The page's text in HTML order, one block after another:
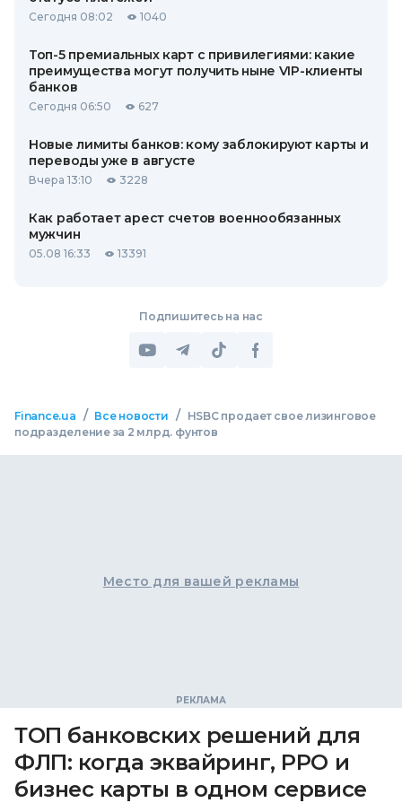
Сегодня 08:02 1040
Топ-5 премиальных карт с привилегиями: какие
преимущества могут получить ныне VIP-клиенты
банков
Сегодня 06:50 627
Новые лимиты банков: кому заблокируют карты и
переводы уже в августе
Вчера 13:10 3228
Как работает арест счетов военнообязанных
мужчин
05.08 16:33 13391
Подпишитесь на нас
Finance.ua / Все новости /
HSBC продает свое лизинговое
подразделение за 2 млрд. фунтов
Место для вашей рекламы
ТОП банковских решений для
ФЛП: когда эквайринг, РРО и
бизнес карты в одном сервисе